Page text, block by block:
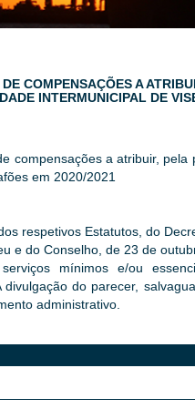
COMPENSAÇÕES A
INTERMUNICIPAL DE
compensações a atribuir, pela
em 2020/2021
respetivos Estatutos, do
e do Conselho, de 23 de
mínimos e/ou
do parecer,
administrativo.